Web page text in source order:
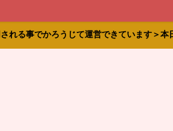
れる事でかろうじて運営できています＞